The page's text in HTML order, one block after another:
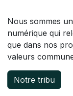
Nous sommes
numérique qui
que dans nos
valeurs
Notre tribu